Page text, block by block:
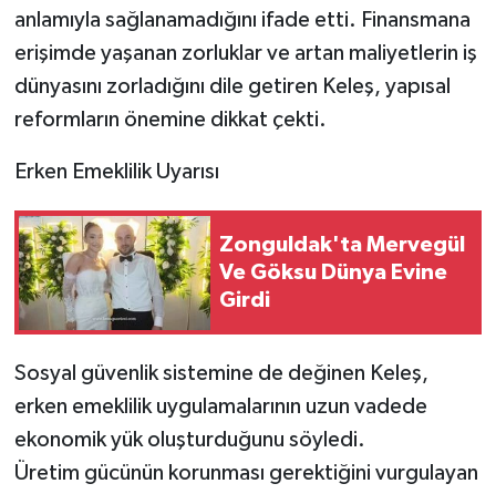
anlamıyla sağlanamadığını ifade etti. Finansmana
erişimde yaşanan zorluklar ve artan maliyetlerin iş
dünyasını zorladığını dile getiren Keleş, yapısal
reformların önemine dikkat çekti.
Erken Emeklilik Uyarısı
Zonguldak'ta Mervegül
Ve Göksu Dünya Evine
Girdi
Sosyal güvenlik sistemine de değinen Keleş,
erken emeklilik uygulamalarının uzun vadede
ekonomik yük oluşturduğunu söyledi.
Üretim gücünün korunması gerektiğini vurgulayan